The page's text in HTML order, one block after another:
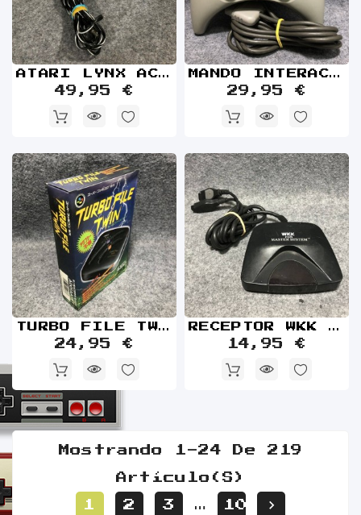
ATARI LYNX AC ORIGINAL
49,95 €
MANDO INTERACT BARRACUDA SV 1122 SONY PLAYSTATION PS1
29,95 €
TURBO FILE TWIN NUEVO NINTENDO SUPER FAMICOM SNES
24,95 €
RECEPTOR WKK SEGA MASTER SYSTEM
14,95 €
Mostrando 1-24 De 219
Artículo(s)
1 2 3 … 10 